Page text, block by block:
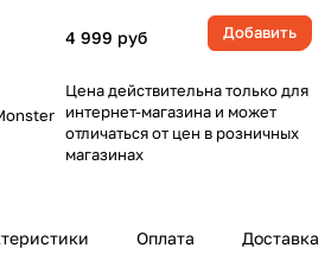
4 999 руб Добавить
Цена действительна только для
интернет-магазина и может
отличаться от цен в розничных
магазинах
Оплата Доставка